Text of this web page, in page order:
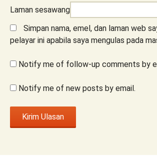
Laman sesawang
Simpan nama, emel, dan laman web
pelayar ini apabila saya mengulas pada
Notify me of follow-up comments by
Notify me of new posts by email.